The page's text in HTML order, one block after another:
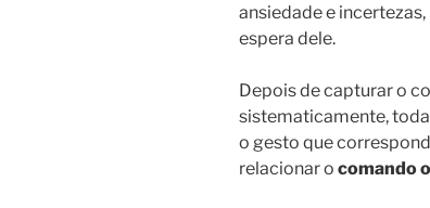
ansiedade e
espera dele.
Depois de capturar o
sistematicamente,
o gesto que
relacionar o comando